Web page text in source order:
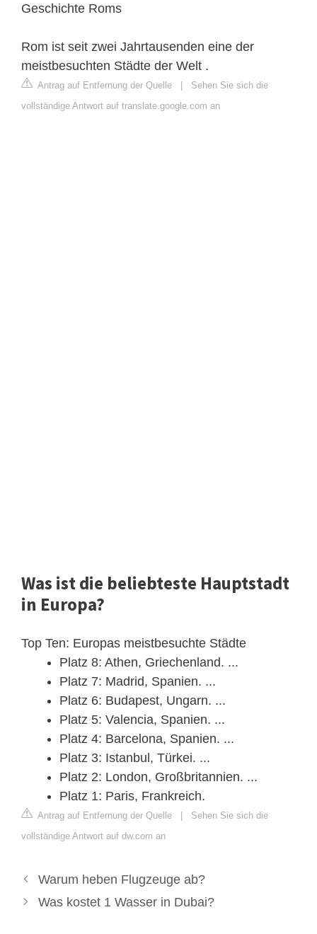
Geschichte Roms
Rom ist seit zwei Jahrtausenden eine der
meistbesuchten Städte der Welt .
Antrag auf Entfernung der Quelle | Sehen Sie sich die
vollständige Antwort auf translate.google.com an
Was ist die beliebteste Hauptstadt
in Europa?
Top Ten: Europas meistbesuchte Städte
Platz 8: Athen, Griechenland. ...
Platz 7: Madrid, Spanien. ...
Platz 6: Budapest, Ungarn. ...
Platz 5: Valencia, Spanien. ...
Platz 4: Barcelona, Spanien. ...
Platz 3: Istanbul, Türkei. ...
Platz 2: London, Großbritannien. ...
Platz 1: Paris, Frankreich.
Antrag auf Entfernung der Quelle | Sehen Sie sich die
vollständige Antwort auf dw.com an
Warum heben Flugzeuge ab?
Was kostet 1 Wasser in Dubai?